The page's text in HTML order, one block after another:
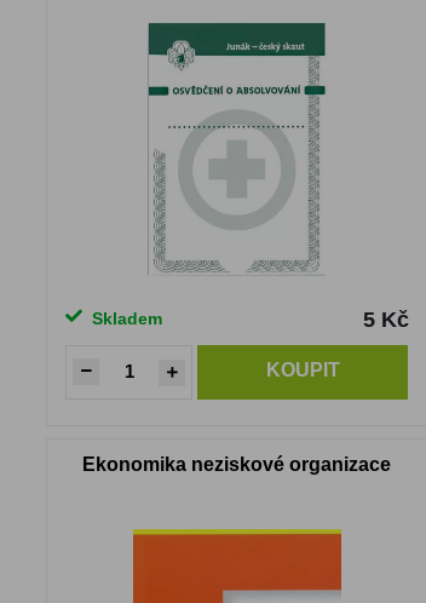
Skladem 5 Kč
KOUPIT
Ekonomika neziskové organizace